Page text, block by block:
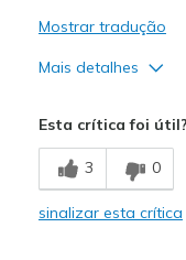
Mostrar tradução
Mais detalhes
Breathe Well
Comfortable
Esta crítica foi útil?
3 0
sinalizar esta crítica